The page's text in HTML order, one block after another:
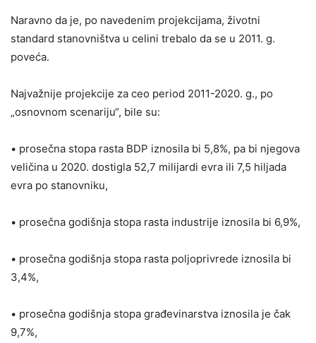
Naravno da je, po navedenim projekcijama, životni
standard stanovništva u celini trebalo da se u 2011. g.
poveća.
Najvažnije projekcije za ceo period 2011-2020. g., po
„osnovnom scenariju“, bile su:
• prosečna stopa rasta BDP iznosila bi 5,8%, pa bi njegova
veličina u 2020. dostigla 52,7 milijardi evra ili 7,5 hiljada
evra po stanovniku,
• prosečna godišnja stopa rasta industrije iznosila bi 6,9%,
• prosečna godišnja stopa rasta poljoprivrede iznosila bi
3,4%,
• prosečna godišnja stopa građevinarstva iznosila je čak
9,7%,